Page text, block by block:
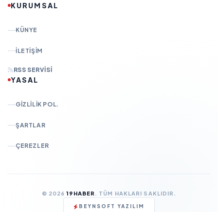
KURUMSAL
KÜNYE
İLETIŞIM
RSS SERVISI
YASAL
GIZLILIK POL.
ŞARTLAR
ÇEREZLER
© 202619HABER . TÜM HAKLARI SAKLIDIR.
BEYNSOFT YAZILIM